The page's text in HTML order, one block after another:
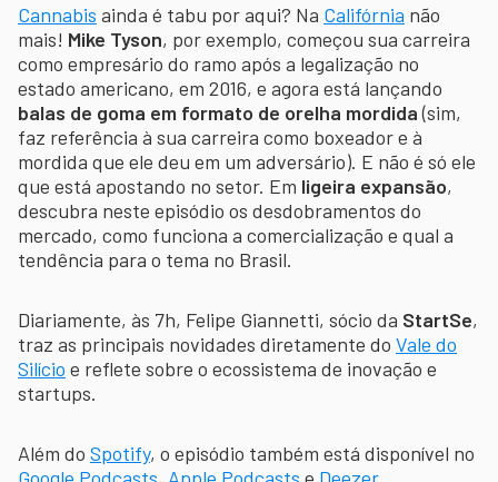
Cannabis ainda é tabu por aqui? Na Califórnia não
mais! Mike Tyson, por exemplo, começou sua carreira
como empresário do ramo após a legalização no
estado americano, em 2016, e agora está lançando
balas de goma em formato de orelha mordida(sim,
faz referência à sua carreira como boxeador e à
mordida que ele deu em um adversário). E não é só ele
que está apostando no setor. Em ligeira expansão,
descubra neste episódio os desdobramentos do
mercado, como funciona a comercialização e qual a
tendência para o tema no Brasil.
Diariamente, às 7h, Felipe Giannetti, sócio da StartSe,
traz as principais novidades diretamente do Vale do
Silício e reflete sobre o ecossistema de inovação e
startups.
Além do Spotify, o episódio também está disponível no